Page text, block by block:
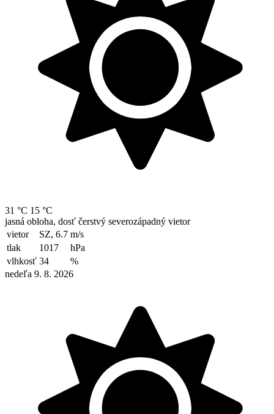
31 °C 15 °C
jasná obloha, dosť čerstvý severozápadný vietor
vietor
SZ, 6.7 m/s
tlak
1017
hPa
vlhkosť 34
%
nedeľa 9. 8. 2026